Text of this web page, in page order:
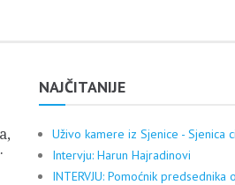
NAJČITANIJE
Uživo kamere iz Sjenice - Sjenica
Intervju: Harun Hajradinovi
INTERVJU: Pomoćnik